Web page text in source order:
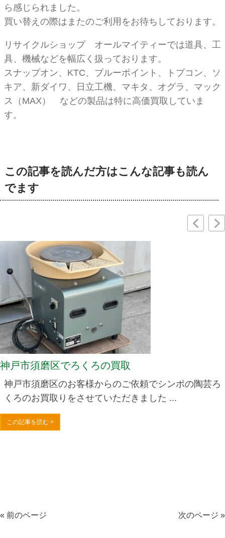
ら感じられました。
買い替えの際はまたのご利用をお待ちしております。
リサイクルショップ オールマイティーでは道具、工
具、機械などを幅広く扱っております。
スナップオン、KTC、ブルーポイント、トプコン、ソ
キア、新ダイワ、日立工機、マキタ、オグラ、マック
ス（MAX） などの製品は特に高価買取していま
す。
この記事を読んだ方はこんな記事も読ん
でます
神戸市須磨区でろくろの買取
神戸市須磨区のお客様からのご依頼でシンポの陶芸ろ
くろのお買取りをさせていただきました ...
この記事を読む >
« 前のページ 次のページ »